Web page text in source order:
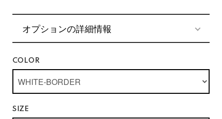
オプションの詳細情報
COLOR
SIZE